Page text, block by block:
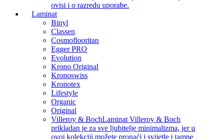
ovisi i o razredu uporabe.
Laminat
Binyl
Classen
Cosmoflooritan
Egger PRO
Evolution
Krono Original
Kronoswiss
Kronotex
Lifestyle
Organic
Original
Villeroy & BochLaminat Villeroy & Boch
prikladan je za sve ljubitelje minimalizma, jer u
ovoj kolekciji možete pronaći i svijetle i tamne